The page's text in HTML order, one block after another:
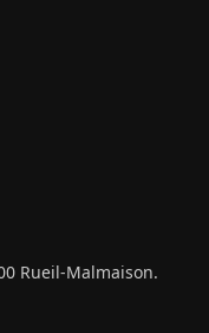
Rueil-Malmaison.